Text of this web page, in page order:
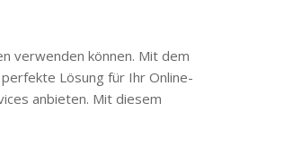
verwenden können. Mit dem
Lösung für Ihr Online-
anbieten. Mit diesem